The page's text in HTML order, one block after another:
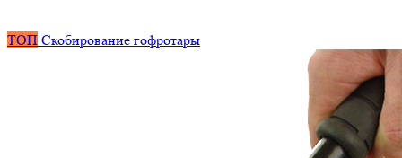
ТОП Скобирование гофротары